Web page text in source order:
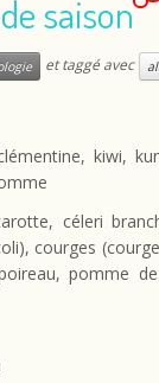
saison
et taggé avec
kiwi,
céleri
courges
pomme